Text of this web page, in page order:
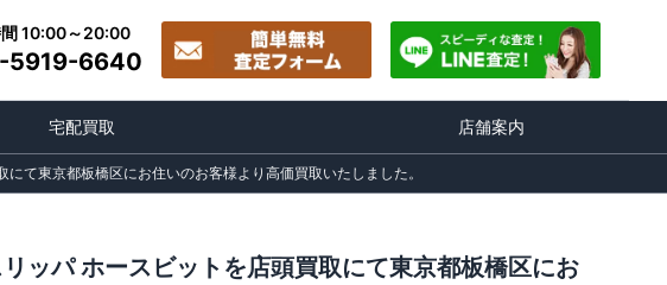
10:00～20:00
5919-6640
宅配買取 店舗案内
て東京都板橋区にお住いのお客様より高価買取いたしました。
ッパ ホースビットを店頭買取にて東京都板橋区にお